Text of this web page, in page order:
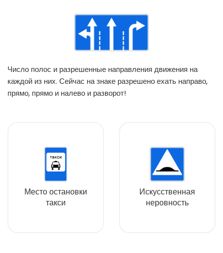
Число полос и разрешенные направления движения на
каждой из них. Сейчас на знаке разрешено ехать направо,
прямо, прямо и налево и разворот!
Место остановки
такси
Искусственная
неровность